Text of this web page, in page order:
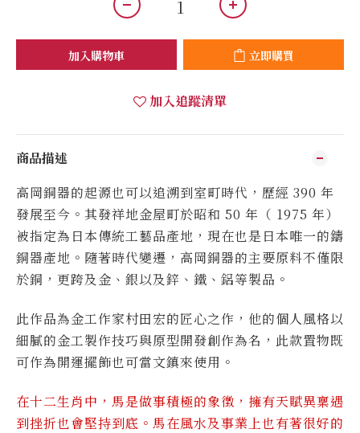
加入購物車 立即購買
加入追蹤清單
商品描述
高岡銅器的起源也可以追溯到室町時代，歷經 390 年
發展至今。其發祥地金屋町於昭和 50 年（ 1975 年）
被指定為日本傳統工藝品產地，現在也是日本唯一的鑄
銅器產地。隨著時代變遷，高岡銅器的主要原料不僅限
於銅，更跨及金、銀以及鋅、鐵、鋁等製品。
此作品為金工作家村田宏的匠心之作，他的個人風格以
細膩的金工製作技巧與原型開發創作為名，此款置物既
可作為開運擺飾也可當文鎮來使用。
在十二生肖中，馬是做事積極的象徵，擁有天賦異稟遇
到挫折也會堅持到底。 馬在風水及事業上也有著很好的